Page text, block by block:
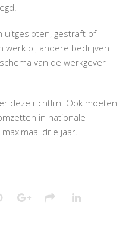
uitgesloten, gestraft of
werk bij andere bedrijven
van de werkgever
deze richtlijn. Ook moeten
in nationale
drie jaar.